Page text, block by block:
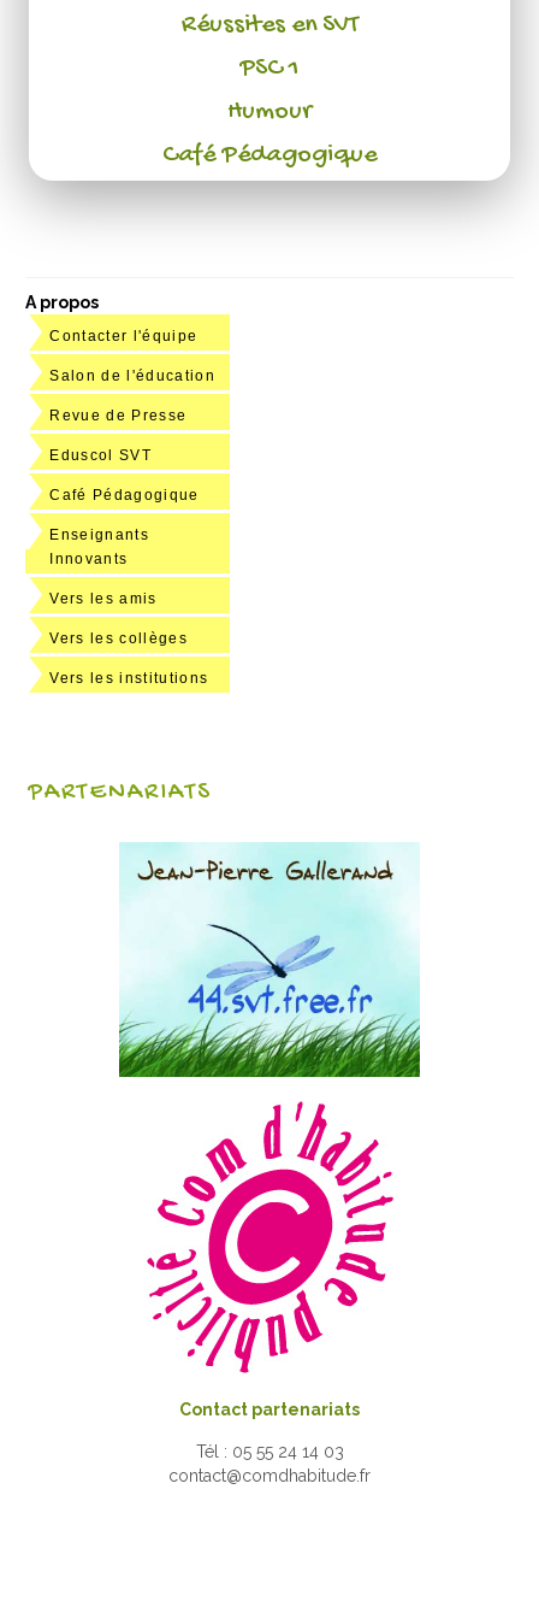
Réussites en SVT
PSC 1
Humour
Café Pédagogique
A propos
Contacter l'équipe
Salon de l'éducation
Revue de Presse
Eduscol SVT
Café Pédagogique
Enseignants
Innovants
Vers les amis
Vers les collèges
Vers les institutions
PARTENARIATS
Contact partenariats
Tél : 05 55 24 14 03
contact@comdhabitude.fr